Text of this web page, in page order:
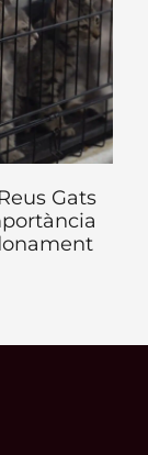
Gats